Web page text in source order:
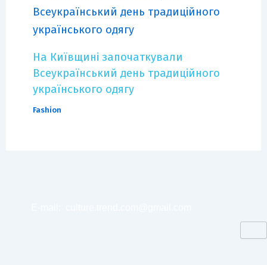
На Київщині започаткували
Всеукраїнський день традиційного
українського одягу
Fashion